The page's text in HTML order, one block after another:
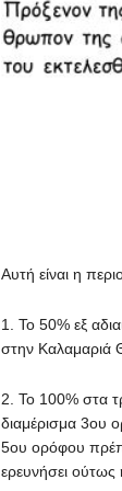
Αυτή είναι η
1. To 50% εξ
στην Καλαμαριά
2. Το 100% στα
διαμέρισμα 3ου
5ου ορόφου
ερευνήσει